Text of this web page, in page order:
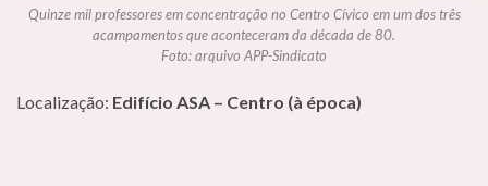
Quinze mil professores em concentração no Centro Cívico em um dos três
acampamentos que aconteceram da década de 80.
Foto: arquivo APP-Sindicato
Localização: Edifício ASA – Centro (à época)